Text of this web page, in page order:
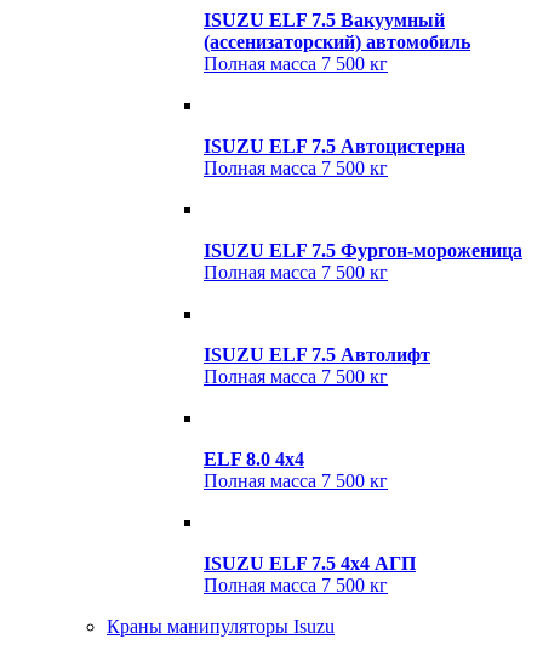
ISUZU ELF 7.5 Вакуумный
(ассенизаторский) автомобиль
Полная масса 7 500 кг
ISUZU ELF 7.5 Автоцистерна
Полная масса 7 500 кг
ISUZU ELF 7.5 Фургон-мороженица
Полная масса 7 500 кг
ISUZU ELF 7.5 Автолифт
Полная масса 7 500 кг
ELF 8.0 4x4
Полная масса 7 500 кг
ISUZU ELF 7.5 4x4 АГП
Полная масса 7 500 кг
Краны манипуляторы Isuzu